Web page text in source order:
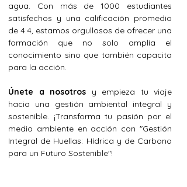
agua. Con más de 1000 estudiantes
satisfechos y una calificación promedio
de 4.4, estamos orgullosos de ofrecer una
formación que no solo amplía el
conocimiento sino que también capacita
para la acción.
Únete a nosotros y empieza tu viaje
hacia una gestión ambiental integral y
sostenible. ¡Transforma tu pasión por el
medio ambiente en acción con "Gestión
Integral de Huellas: Hídrica y de Carbono
para un Futuro Sostenible"!